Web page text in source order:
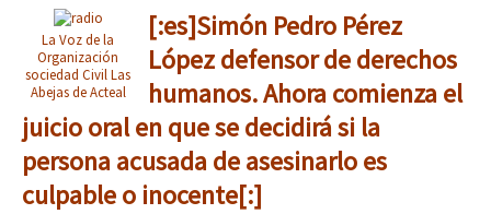
La Voz de la
Organización
sociedad Civil Las
Abejas de Acteal
[:es]Simón Pedro Pérez
López defensor de derechos
humanos. Ahora comienza el
juicio oral en que se decidirá si la
persona acusada de asesinarlo es
culpable o inocente[:]